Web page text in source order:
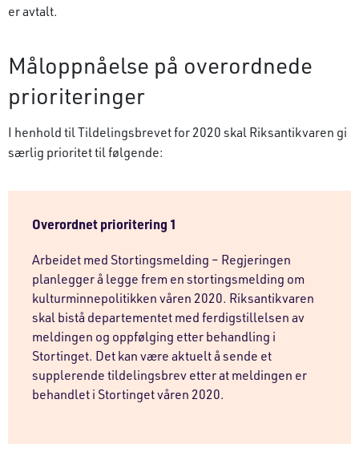
er avtalt.
Måloppnåelse på overordnede
prioriteringer
I henhold til Tildelingsbrevet for 2020 skal Riksantikvaren gi
særlig prioritet til følgende:
Overordnet prioritering 1
Arbeidet med Stortingsmelding – Regjeringen
planlegger å legge frem en stortingsmelding om
kulturminnepolitikken våren 2020. Riksantikvaren
skal bistå departementet med ferdigstillelsen av
meldingen og oppfølging etter behandling i
Stortinget. Det kan være aktuelt å sende et
supplerende tildelingsbrev etter at meldingen er
behandlet i Stortinget våren 2020.